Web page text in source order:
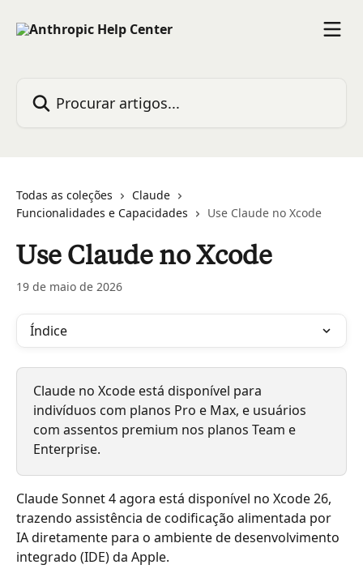
Todas as coleções
Claude
Funcionalidades e Capacidades
Use Claude no Xcode
Use Claude no Xcode
19 de maio de 2026
Índice
Claude no Xcode está disponível para
indivíduos com planos Pro e Max, e usuários
com assentos premium nos planos Team e
Enterprise.
Claude Sonnet 4 agora está disponível no Xcode 26,
trazendo assistência de codificação alimentada por
IA diretamente para o ambiente de desenvolvimento
integrado (IDE) da Apple.